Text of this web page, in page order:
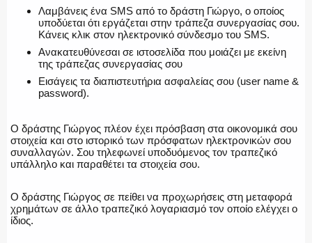
Λαμβάνεις ένα SMS από το δράστη Γιώργο, ο οποίος
υποδύεται ότι εργάζεται στην τράπεζα συνεργασίας σου.
Κάνεις κλικ στον ηλεκτρονικό σύνδεσμο του SMS.
Ανακατευθύνεσαι σε ιστοσελίδα που μοιάζει με εκείνη
της τράπεζας συνεργασίας σου
Εισάγεις τα διαπιστευτήρια ασφαλείας σου (user name &
password).
Ο δράστης Γιώργος πλέον έχει πρόσβαση στα οικονομικά σου
στοιχεία και στο ιστορικό των πρόσφατων ηλεκτρονικών σου
συναλλαγών. Σου τηλεφωνεί υποδυόμενος τον τραπεζικό
υπάλληλο και παραθέτει τα στοιχεία σου.
Ο δράστης Γιώργος σε πείθει να προχωρήσεις στη μεταφορά
χρημάτων σε άλλο τραπεζικό λογαριασμό τον οποίο ελέγχει ο
ίδιος.